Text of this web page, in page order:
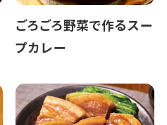
ごろごろ野菜で作るスー
プカレー